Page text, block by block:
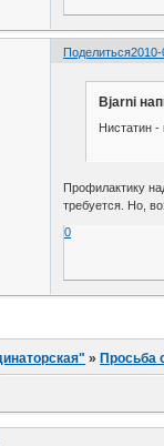
Поделиться2010-
Bjarni
Нистатин -
Профилактику
требуется. Но,
0
»Просьба